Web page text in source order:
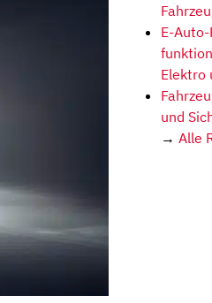
E-
Elektro
und
→ Alle